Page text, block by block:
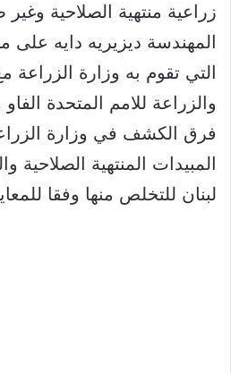
زراعية منتهية الصلاحية
المهندسة ديزيريه دايه على
التي تقوم به وزارة الزراعة
والزراعة للامم المتحدة
فرق الكشف في وزارة
المبيدات المنتهية الصلاحية
لبنان للتخلص منها وفقا